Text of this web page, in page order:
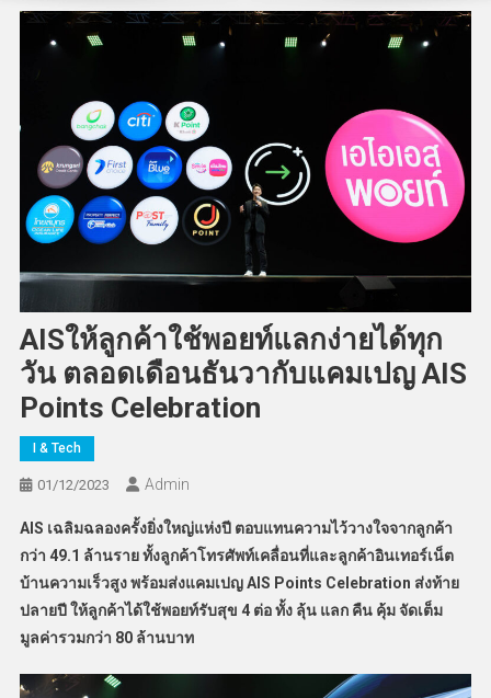
AISให้ลูกค้าใช้พอยท์แลกง่ายได้ทุก
วัน ตลอดเดือนธันวากับแคมเปญ AIS
Points Celebration
I & Tech
01/12/2023 Admin
AIS เฉลิมฉลองครั้งยิ่งใหญ่แห่งปี ตอบแทนความไว้วางใจจากลูกค้า
กว่า 49.1 ล้านราย ทั้งลูกค้าโทรศัพท์เคลื่อนที่และลูกค้าอินเทอร์เน็ต
บ้านความเร็วสูง พร้อมส่งแคมเปญ AIS Points Celebration ส่งท้าย
ปลายปี ให้ลูกค้าได้ใช้พอยท์รับสุข 4 ต่อ ทั้ง ลุ้น แลก คืน คุ้ม จัดเต็ม
มูลค่ารวมกว่า 80 ล้านบาท